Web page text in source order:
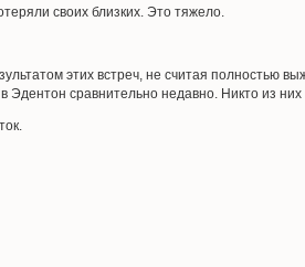
своих близких. Это тяжело.
этих встреч, не считая полностью
сравнительно недавно. Никто из